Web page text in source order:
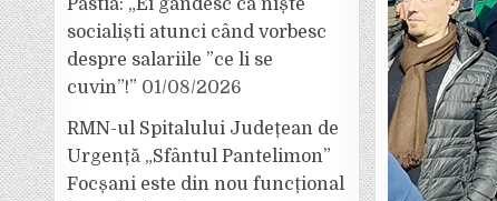
Pastia: „Ei gândesc ca niște
socialiști atunci când vorbesc
despre salariile ”ce li se
cuvin”!” 01/08/2026
RMN-ul Spitalului Județean de
Urgență „Sfântul Pantelimon”
Focșani este din nou funcțional